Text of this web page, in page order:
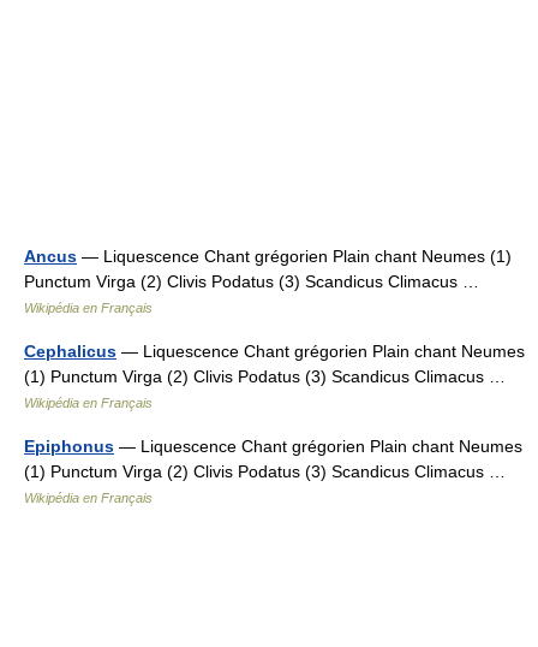
Ancus — Liquescence Chant grégorien Plain chant Neumes (1)
Punctum Virga (2) Clivis Podatus (3) Scandicus Climacus …
Wikipédia en Français
Cephalicus — Liquescence Chant grégorien Plain chant Neumes
(1) Punctum Virga (2) Clivis Podatus (3) Scandicus Climacus …
Wikipédia en Français
Epiphonus — Liquescence Chant grégorien Plain chant Neumes
(1) Punctum Virga (2) Clivis Podatus (3) Scandicus Climacus …
Wikipédia en Français